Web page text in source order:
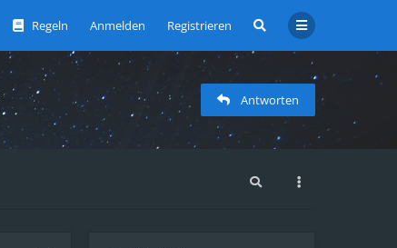
Regeln Anmelden Registrieren
Antworten